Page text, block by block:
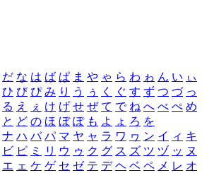
だ な は ば ぱ ま や ゃ ら わ ゎ ん い ぃ
ひ び ぴ み り う ぅ く ぐ す ず つ づ っ
る え ぇ け げ せ ぜ て で ね へ べ ぺ め
と ど の ほ ぼ ぽ も よ ょ ろ を
ナ ハ バ パ マ ヤ ャ ラ ワ ヮ ン イ ィ キ
ビ ピ ミ リ ウ ゥ ク グ ス ズ ツ ヅ ッ ヌ
エ ェ ケ ゲ セ ゼ テ デ ヘ ベ ペ メ レ オ